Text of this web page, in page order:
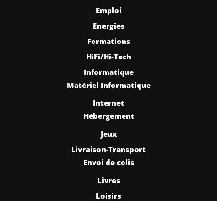
Emploi
Energies
Formations
HiFi/Hi-Tech
Informatique
Matériel Informatique
Internet
Hébergement
Jeux
Livraison-Transport
Envoi de colis
Livres
Loisirs